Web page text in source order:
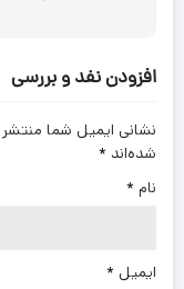
افزودن نفد و بررسی
نشانی ایمیل شما
شده‌اند *
نام *
ایمیل *